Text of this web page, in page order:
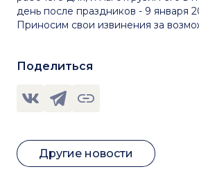
день после праздников - 9 января
Приносим свои извинения за
Поделиться
Другие новости